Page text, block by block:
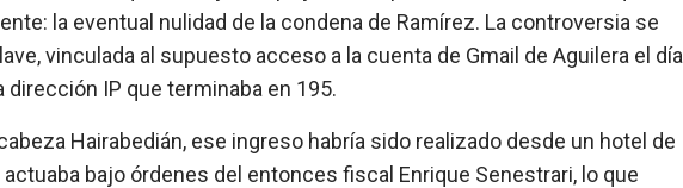
la eventual nulidad de la condena de Ramírez. La controversia se
vinculada al supuesto acceso a la cuenta de Gmail de Aguilera el día
IP que terminaba en 195.
Hairabedián, ese ingreso habría sido realizado desde un hotel de
bajo órdenes del entonces fiscal Enrique Senestrari, lo que